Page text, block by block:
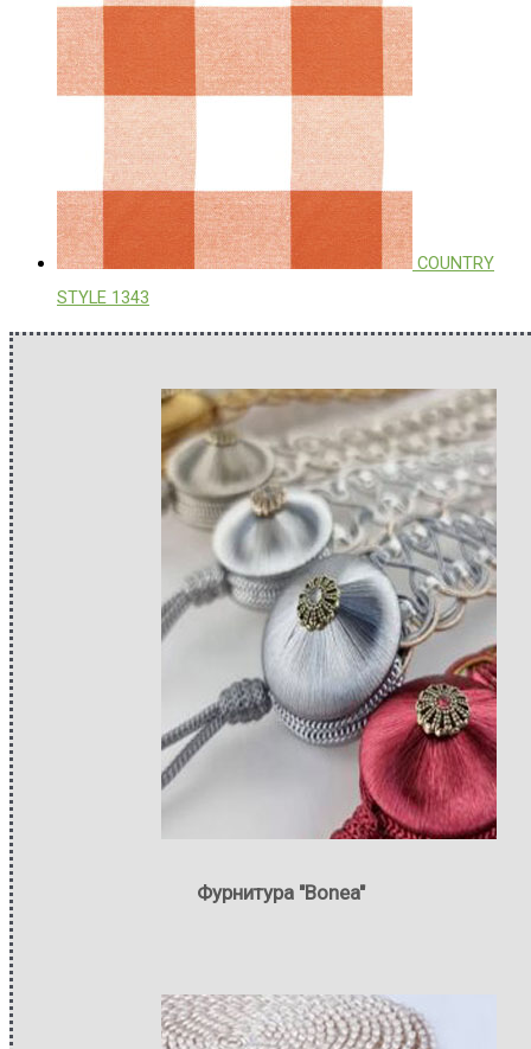
COUNTRY
STYLE 1343
Фурнитура "Bonea"